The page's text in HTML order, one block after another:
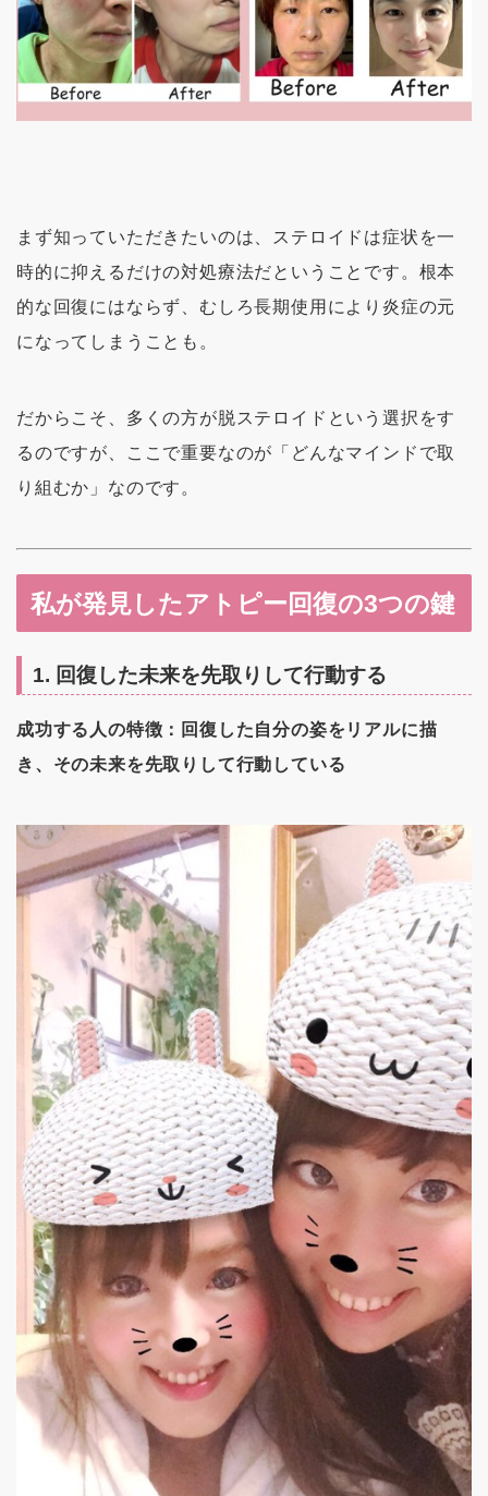
まず知っていただきたいのは、ステロイドは症状を一
時的に抑えるだけの対処療法だということです。根本
的な回復にはならず、むしろ長期使用により炎症の元
になってしまうことも。
だからこそ、多くの方が脱ステロイドという選択をす
るのですが、ここで重要なのが「どんなマインドで取
り組むか」なのです。
私が発見したアトピー回復の3つの鍵
1. 回復した未来を先取りして行動する
成功する人の特徴：回復した自分の姿をリアルに描
き、その未来を先取りして行動している